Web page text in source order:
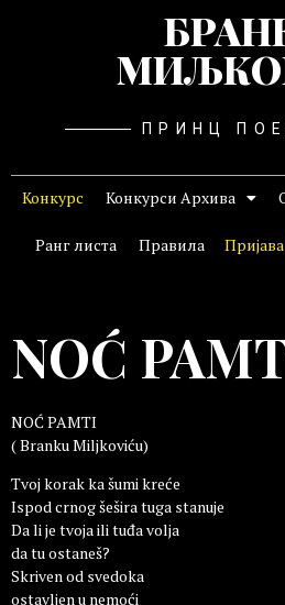
ПРИНЦ
Конкурс Конкурси Архива
Ранг листа Правила Пријава
NOĆ
NOĆ PAMTI
( Branku Miljkoviću)
Tvoj korak ka šumi kreće
Ispod crnog šešira tuga stanuje
Da li je tvoja ili tuđa volja
da tu ostaneš?
Skriven od svedoka
ostavljen u nemoći